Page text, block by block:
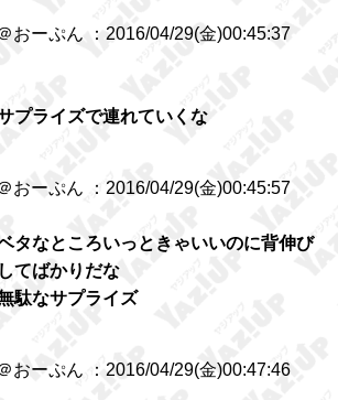
おーぷん ：2016/04/29(金)00:45:37
プライズで連れていくな
おーぷん ：2016/04/29(金)00:45:57
タなところいっときゃいいのに背伸び
てばかりだな
駄なサプライズ
おーぷん ：2016/04/29(金)00:47:46